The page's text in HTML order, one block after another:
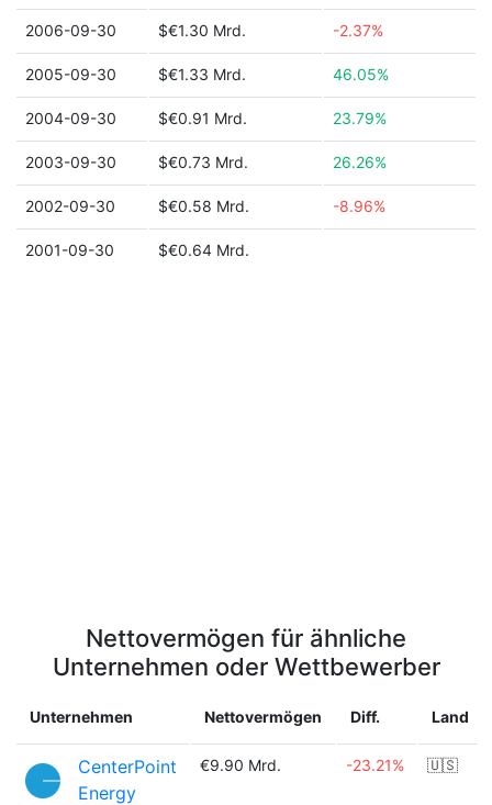
2006-09-30 $€1.30 Mrd. -2.37%
2005-09-30 $€1.33 Mrd. 46.05%
2004-09-30 $€0.91 Mrd. 23.79%
2003-09-30 $€0.73 Mrd. 26.26%
2002-09-30 $€0.58 Mrd. -8.96%
2001-09-30 $€0.64 Mrd.
Nettovermögen für ähnliche
Unternehmen oder Wettbewerber
Unternehmen Nettovermögen Diff. Land
CenterPoint
Energy
€9.90 Mrd. -23.21% 🇺🇸